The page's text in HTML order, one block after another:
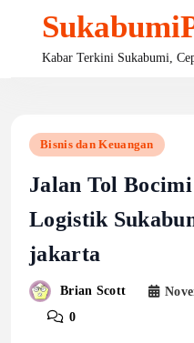
contentKabar Terkini Sukabumi,
Bisnis dan Keuangan
Jalan Tol
Logistik
jakarta
Brian Scott
0